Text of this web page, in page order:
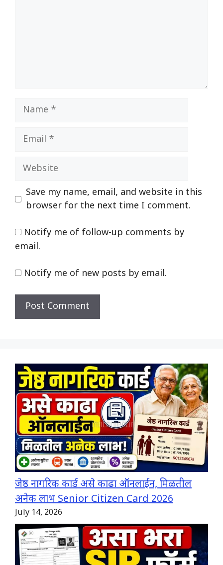
Name
Email
Website
Save my name, email, and website in this
browser for the next time I comment.
Notify me of follow-up comments by
email.
Notify me of new posts by email.
जेष्ठ नागरिक कार्ड असे काढा ऑनलाईन, मिळतील
अनेक लाभ Senior Citizen Card 2026
July 14, 2026